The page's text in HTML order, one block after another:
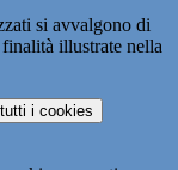
si avvalgono di
illustrate nella
i cookies